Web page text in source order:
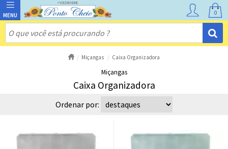
0
Miçangas Caixa Organizadora
Miçangas
Caixa Organizadora
Ordenar por: